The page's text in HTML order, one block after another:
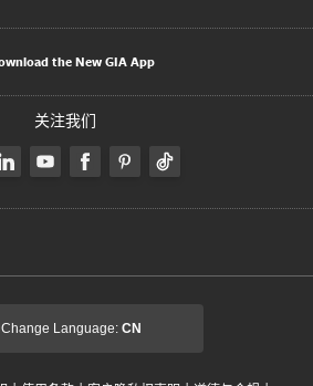
the New GIA App
关注我们
Change Language: CN